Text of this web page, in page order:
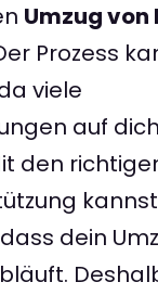
Umzug von
Prozess
viele
auf dich
den
dein